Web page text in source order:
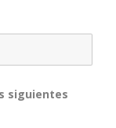
siguientes